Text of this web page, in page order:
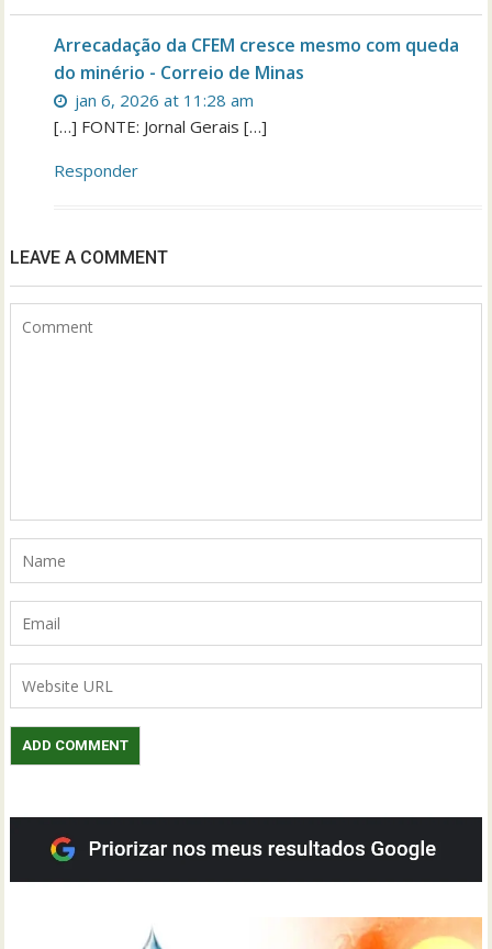
Arrecadação da CFEM cresce mesmo com queda
do minério - Correio de Minas
jan 6, 2026 at 11:28 am
[…] FONTE: Jornal Gerais […]
Responder
LEAVE A COMMENT